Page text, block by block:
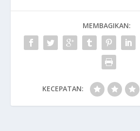
MEMBAGIKAN:
KECEPATAN: